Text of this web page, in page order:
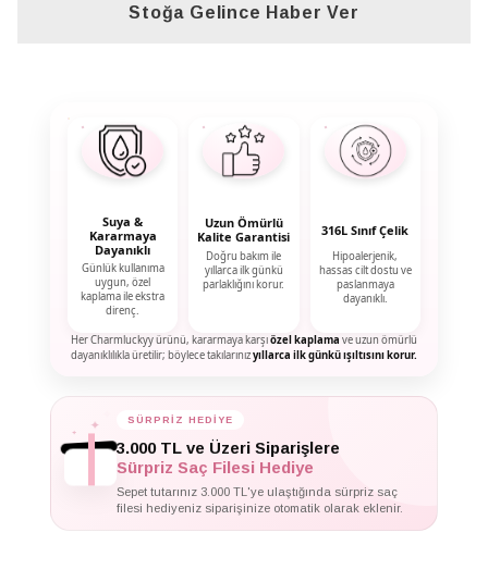
Stoğa Gelince Haber Ver
Suya &
Kararmaya
Dayanıklı
Günlük kullanıma
uygun, özel
kaplama ile ekstra
direnç.
Uzun Ömürlü
Kalite Garantisi
Doğru bakım ile
yıllarca ilk günkü
parlaklığını korur.
316L Sınıf Çelik
Hipoalerjenik,
hassas cilt dostu ve
paslanmaya
dayanıklı.
Her Charmluckyy ürünü, kararmaya karşıözel kaplama ve uzun ömürlü
dayanıklılıkla üretilir; böylece takılarınızyıllarca ilk günkü ışıltısını korur.
✦ SÜRPRİZ HEDİYE
3.000 TL ve Üzeri Siparişlere
Sürpriz Saç Filesi Hediye
Sepet tutarınız 3.000 TL'ye ulaştığında sürpriz saç
filesi hediyeniz siparişinize otomatik olarak eklenir.